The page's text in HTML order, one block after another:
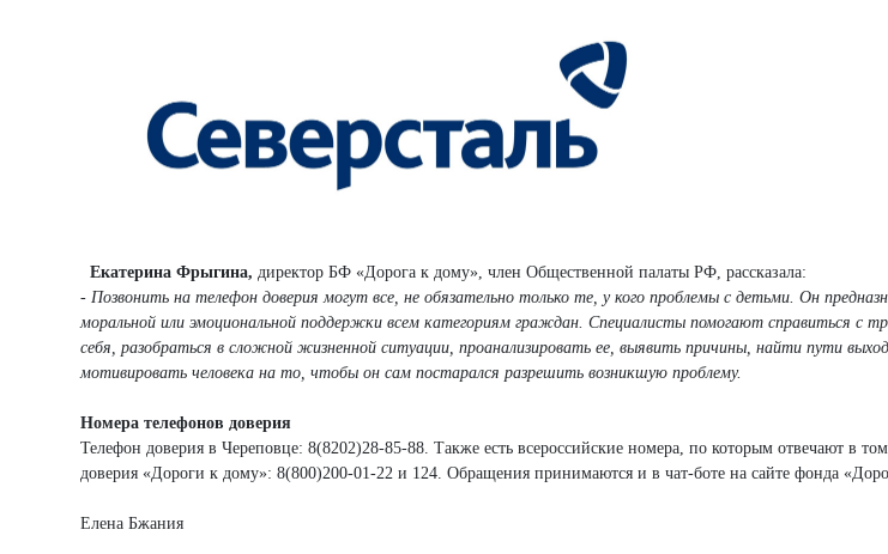
Екатерина Фрыгина, директор БФ «Дорога к дому», член Общественной палаты РФ, рассказала:
- Позвонить на телефон доверия могут все, не обязательно только те, у кого проблемы с детьми. Он
моральной или эмоциональной поддержки всем категориям граждан. Специалисты помогают справиться с
себя, разобраться в сложной жизненной ситуации, проанализировать ее, выявить причины, найти пути
мотивировать человека на то, чтобы он сам постарался разрешить возникшую проблему.
Номера телефонов доверия
Телефон доверия в Череповце: 8(8202)28-85-88. Также есть всероссийские номера, по которым отвечают в
доверия «Дороги к дому»: 8(800)200-01-22 и 124. Обращения принимаются и в чат-боте на сайте фонда
Елена Бжания